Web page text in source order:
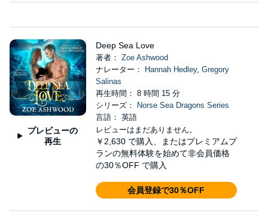
プレビューの
再生
Deep Sea Love
著者： Zoe Ashwood
ナレーター：
Hannah Hedley, Gregory
Salinas
再生時間： 8 時間 15 分
シリーズ：
Norse Sea Dragons Series
言語： 英語
レビューはまだありません。
￥2,630 で購入、またはプレミアムプ
ランの無料体験を始めて非会員価格
の30％OFF で購入
会員登録で30％OFF